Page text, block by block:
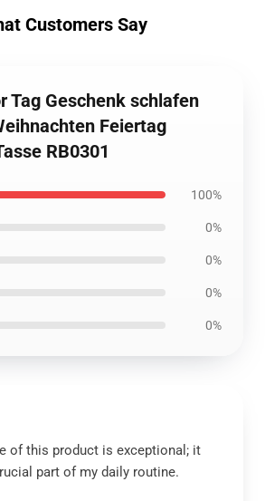
Customers Say
Tag Geschenk schlafen
Feiertag
RB0301
100%
0%
0%
0%
0%
of this product is exceptional; it
part of my daily routine.